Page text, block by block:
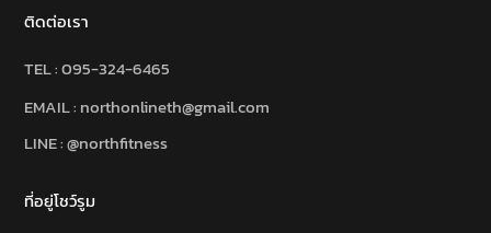
ติดต่อเรา
TEL :095-324-6465
EMAIL : northonlineth@gmail.com
LINE : @northfitness
ที่อยู่โชว์รูม